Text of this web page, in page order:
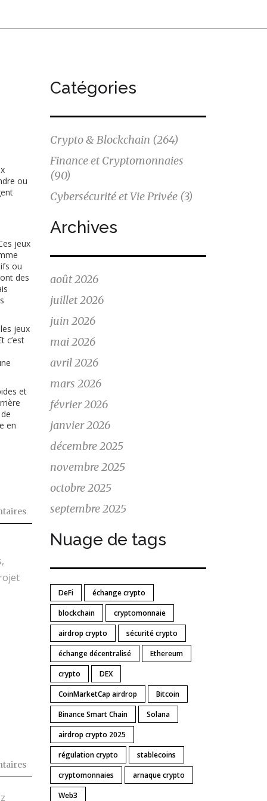
ou
jeux
ou
des
jeux
c’est
et
en
Catégories
Crypto & Blockchain (264)
Finance et Cryptomonnaies
(90)
Cybersécurité et Vie Privée (3)
Archives
août 2026
juillet 2026
juin 2026
mai 2026
avril 2026
mars 2026
février 2026
janvier 2026
décembre 2025
novembre 2025
octobre 2025
septembre 2025
Nuage de tags
DeFi
échange crypto
blockchain
cryptomonnaie
airdrop crypto
sécurité crypto
échange décentralisé
Ethereum
crypto
DEX
CoinMarketCap airdrop
Bitcoin
Binance Smart Chain
Solana
airdrop crypto 2025
régulation crypto
stablecoins
cryptomonnaies
arnaque crypto
Web3